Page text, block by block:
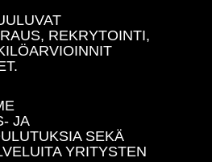
REKRYTOINTI,
JA
SEKÄ
YRITYSTEN